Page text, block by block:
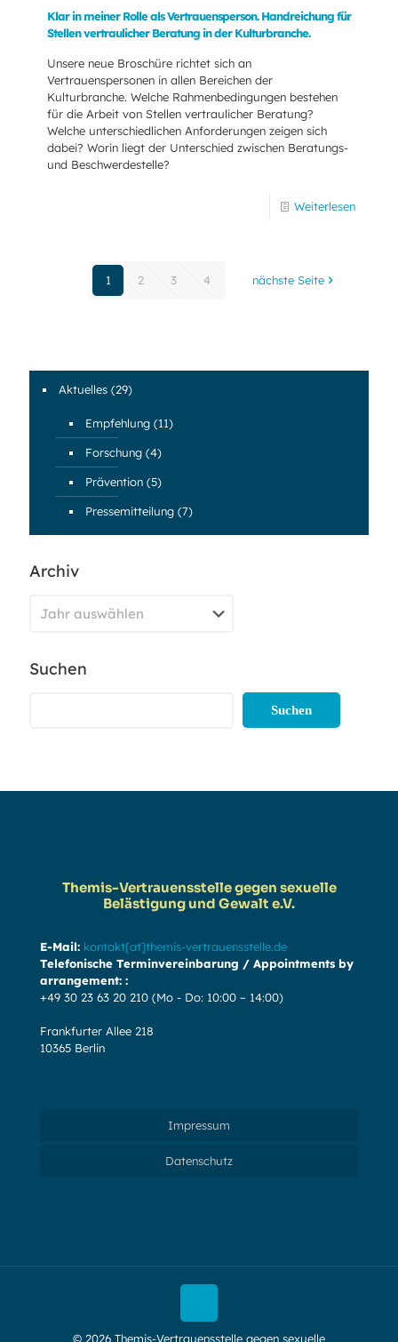
Klar in meiner Rolle als Vertrauensperson. Handreichung für
Stellen vertraulicher Beratung in der Kulturbranche.
Unsere neue Broschüre richtet sich an
Vertrauenspersonen in allen Bereichen der
Kulturbranche. Welche Rahmenbedingungen bestehen
für die Arbeit von Stellen vertraulicher Beratung?
Welche unterschiedlichen Anforderungen zeigen sich
dabei? Worin liegt der Unterschied zwischen Beratungs-
und Beschwerdestelle?
Weiterlesen
1 2 3 4 nächste Seite
Aktuelles (29)
Empfehlung (11)
Forschung (4)
Prävention (5)
Pressemitteilung (7)
Archiv
Suchen
Suchen
Themis-Vertrauensstelle gegen sexuelle
Belästigung und Gewalt e.V.
E-Mail: kontakt[at]themis-vertrauensstelle.de
Telefonische Terminvereinbarung / Appointments by
arrangement: :
+49 30 23 63 20 210 (Mo - Do: 10:00 – 14:00)
Frankfurter Allee 218
10365 Berlin
Impressum
Datenschutz
© 2026 Themis-Vertrauensstelle gegen sexuelle